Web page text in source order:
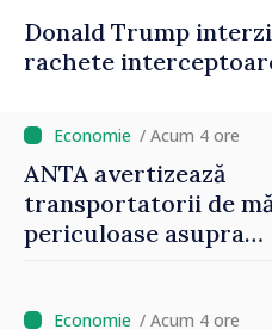
Donald Trump
rachete
/ Acum 4 ore
ANTA avertizează
transportatorii de
periculoase asupra
/ Acum 4 ore